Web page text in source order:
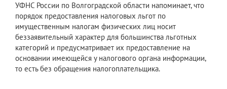
УФНС России по Волгоградской области напоминает, что
порядок предоставления налоговых льгот по
имущественным налогам физических лиц носит
беззаявительный характер для большинства льготных
категорий и предусматривает их предоставление на
основании имеющейся у налогового органа информации,
то есть без обращения налогоплательщика.